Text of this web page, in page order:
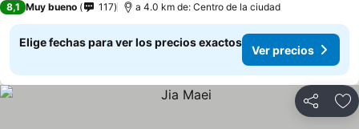
8,1 Muy bueno 117 a 4.0 km de: Centro de la ciudad
Elige fechas para ver los precios exactos
Ver precios
Compartir